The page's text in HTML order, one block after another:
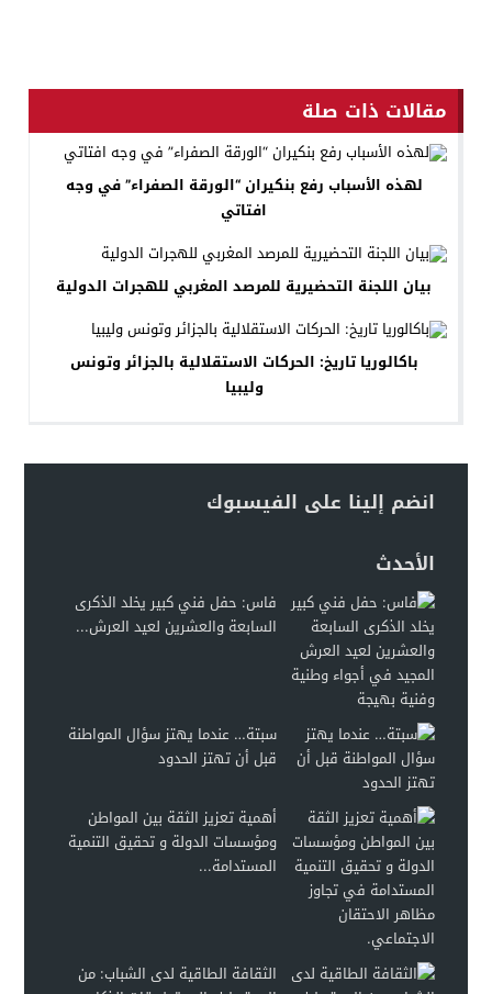
مقالات ذات صلة
لهذه الأسباب رفع بنكيران “الورقة الصفراء” في وجه
افتاتي
بيان اللجنة التحضيرية للمرصد المغربي للهجرات الدولية
باكالوريا تاريخ: الحركات الاستقلالية بالجزائر وتونس
وليبيا
انضم إلينا على الفيسبوك
الأحدث
فاس: حفل فني كبير يخلد الذكرى
السابعة والعشرين لعيد العرش...
سبتة… عندما يهتز سؤال المواطنة
قبل أن تهتز الحدود
أهمية تعزيز الثقة بين المواطن
ومؤسسات الدولة و تحقيق التنمية
المستدامة...
الثقافة الطاقية لدى الشباب: من